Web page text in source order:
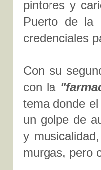
pintores y
Puerto de la
credenciales
Con su
con la
tema donde
un golpe de
y
murgas, pero